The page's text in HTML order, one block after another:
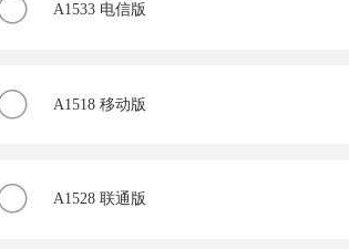
A1533 电信版
A1518 移动版
A1528 联通版